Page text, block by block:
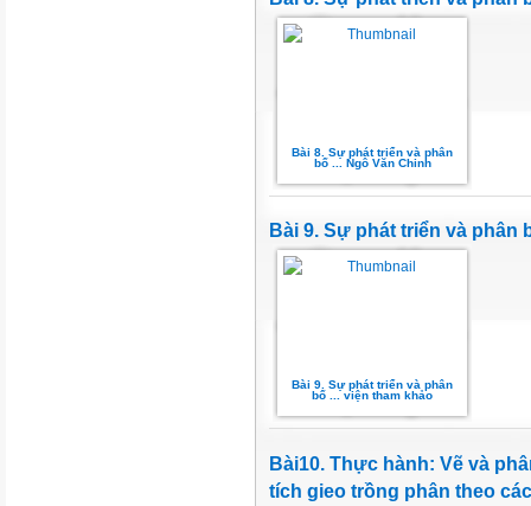
Bài 8. Sự phát triển và phân
bố ... Ngô Văn Chinh
Bài 9. Sự phát triển và phân
Bài 9. Sự phát triển và phân
bố ... viện tham khảo
Bài10. Thực hành: Vẽ và
tích gieo trồng phân theo